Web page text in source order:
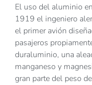
El uso del aluminio
1919 el ingeniero
el primer avión
pasajeros
duraluminio, una
manganeso y
gran parte del peso